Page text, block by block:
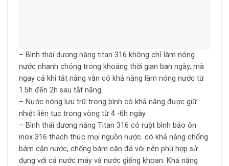
– Bình thái dương năng titan 316 không chỉ làm nóng
nước nhanh chóng trong khoảng thời gian ban ngày, mà
ngay cả khi tắt nắng vẫn có khả năng làm nóng nước từ
1.5h đến 2h sau tắt nắng.
– Nước nóng lưu trữ trong bình có khả năng được giữ
nhiệt liên tục trong vòng từ 4 -6h ngày
– Bình thái dương năng Titan 316 có ruột bình bảo ôn
inox 316 thách thức mọi nguồn nước. có khả năng chống
bám cặn nước, chống bám cặn đá vôi nên phù hợp sử
dụng với cả nước máy và nước giếng khoan. Khả năng